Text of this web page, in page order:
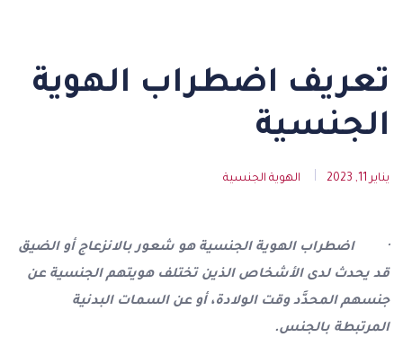
تعريف اضطراب الهوية
الجنسية
يناير 11, 2023 الهوية الجنسية
· اضطراب الهوية الجنسية هو شعور بالانزعاج أو الضيق
قد يحدث لدى الأشخاص الذين تختلف هويتهم الجنسية عن
جنسهم المحدَّد وقت الولادة، أو عن السمات البدنية
المرتبطة بالجنس.